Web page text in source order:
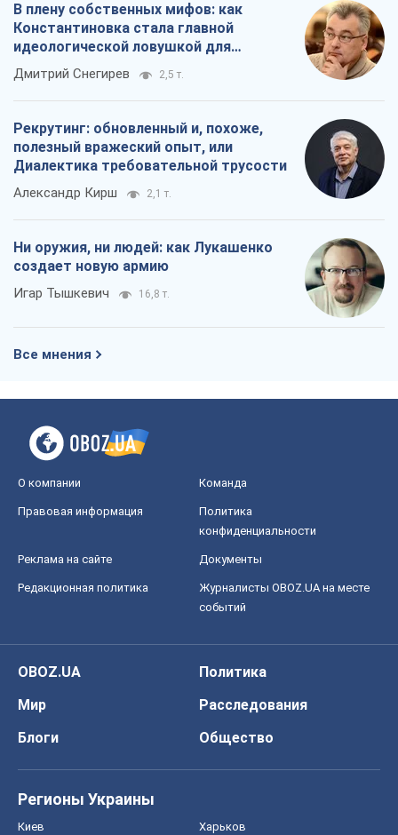
В плену собственных мифов: как
Константиновка стала главной
идеологической ловушкой для
российских оккупантов
Дмитрий Снегирев 2,5 т.
Рекрутинг: обновленный и, похоже,
полезный вражеский опыт, или
Диалектика требовательной трусости
Александр Кирш 2,1 т.
Ни оружия, ни людей: как Лукашенко
создает новую армию
Игар Тышкевич 16,8 т.
Все мнения
О компании Команда
Правовая информация
Политика
конфиденциальности
Реклама на сайте Документы
Редакционная политика
Журналисты OBOZ.UA на месте
событий
OBOZ.UA
Политика
Мир
Расследования
Блоги
Общество
Регионы Украины
Киев Харьков